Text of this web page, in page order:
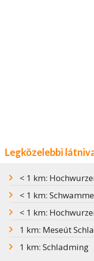
Legközelebbi
< 1 km:
< 1 km:
< 1 km:
1 km: Meseút
1 km: Schladming